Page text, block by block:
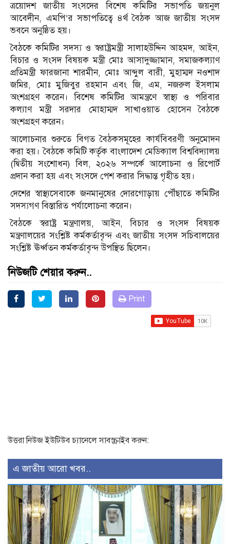
ত্রয়োদশ জাতীয় সংসদের বিশেষ কমিটির সভাপতি জয়নুল
আবেদীন, এমপি’র সভাপতিত্বে ৪র্থ বৈঠক আজ জাতীয় সংসদ
ভবনে অনুষ্ঠিত হয়।
বৈঠকে কমিটির সদস্য ও স্বরাষ্ট্রমন্ত্রী সালাহউদ্দিন আহমদ, আইন,
বিচার ও সংসদ বিষয়ক মন্ত্রী মোঃ আসাদুজ্জামান, সমাজকল্যাণ
প্রতিমন্ত্রী ফারজানা শারমীন, মোঃ আব্দুল বারী, মুহাম্মদ নওশাদ
জমির, মোঃ মুজিবুর রহমান এবং জি, এম, নজরুল ইসলাম
অংশগ্রহণ করেন। বিশেষ কমিটির আমন্ত্রণে স্বাস্থ্য ও পরিবার
কল্যাণ মন্ত্রী সরদার মোহাম্মদ সাখাওয়াত হোসেন বৈঠকে
অংশগ্রহণ করেন।
আলোচনার শুরুতে বিগত বৈঠকসমূহের কার্যবিবরণী অনুমোদন
করা হয়। বৈঠকে কমিটি কর্তৃক বাংলাদেশ মেডিক্যাল বিশ্ববিদ্যালয়
(দ্বিতীয় সংশোধন) বিল, ২০২৬ সম্পর্কে আলোচনা ও রিপোর্ট
প্রদান করা হয় এবং সংসদে পেশ করার সিদ্ধান্ত গৃহীত হয়।
দেশের স্বাস্থ্যসেবাকে জনমানুষের দোরগোড়ায় পৌঁছাতে কমিটির
সদস্যগণ বিস্তারিত পর্যালোচনা করেন।
বৈঠকে স্বরাষ্ট্র মন্ত্রণালয়, আইন, বিচার ও সংসদ বিষয়ক
মন্ত্রণালয়ের সংশ্লিষ্ট কর্মকর্তাবৃন্দ এবং জাতীয় সংসদ সচিবালয়ের
সংশ্লিষ্ট ঊর্ধ্বতন কর্মকর্তাবৃন্দ উপস্থিত ছিলেন।
নিউজটি শেয়ার করুন..
Print
উত্তরা নিউজ ইউটিউব চ্যানেলে সাবস্ক্রাইব করুন:
এ জাতীয় আরো খবর..